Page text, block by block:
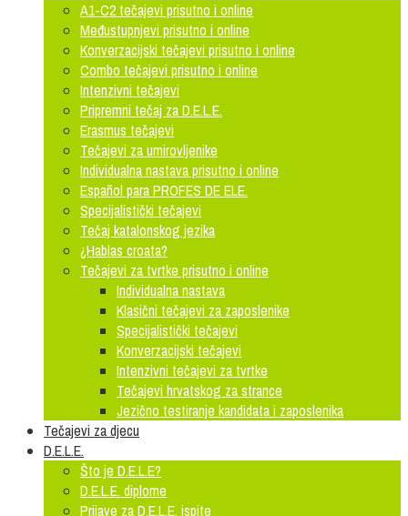
A1-C2 tečajevi prisutno i online
Međustupnjevi prisutno i online
Konverzacijski tečajevi prisutno i online
Combo tečajevi prisutno i online
Intenzivni tečajevi
Pripremni tečaj za D.E.L.E.
Erasmus tečajevi
Tečajevi za umirovljenike
Individualna nastava prisutno i online
Español para PROFES DE ELE.
Specijalistički tečajevi
Tečaj katalonskog jezika
¿Hablas croata?
Tečajevi za tvrtke prisutno i online
Individualna nastava
Klasični tečajevi za zaposlenike
Specijalistički tečajevi
Konverzacijski tečajevi
Intenzivni tečajevi za tvrtke
Tečajevi hrvatskog za strance
Jezično testiranje kandidata i zaposlenika
Tečajevi za djecu
D.E.L.E.
Što je D.E.L.E?
D.E.L.E. diplome
Prijave za D.E.L.E. ispite